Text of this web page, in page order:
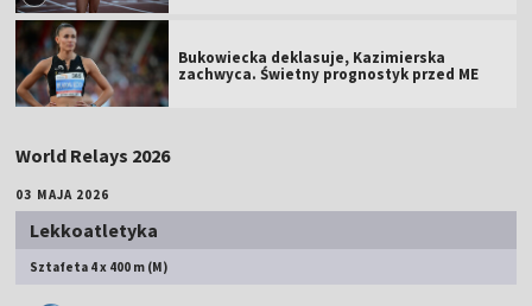
Bukowiecka deklasuje, Kazimierska
zachwyca. Świetny prognostyk przed ME
World Relays 2026
03 MAJA 2026
Lekkoatletyka
Sztafeta 4 x 400 m (M)